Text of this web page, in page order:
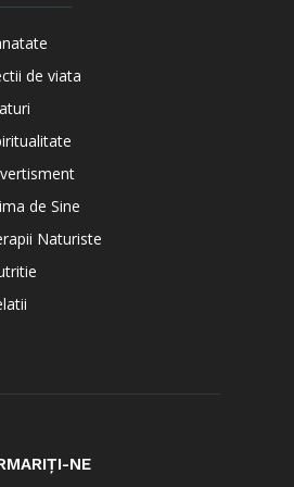
de viata
de Sine
Naturiste
NE